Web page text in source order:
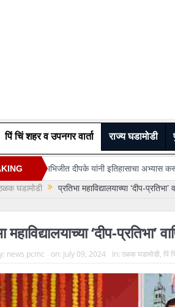
पिं चिं शहर व उपनगर वार्ता राज्य घडामोडी
यांनी इतिहासाचा अभ्यास करूनच वक्तव्य करावे” –
घडामोडी प्रतिभा महाविद्यालयाच्या ‘दीप-
महाविद्यालयाच्या ‘दीप-
news pcmc on: July 09, 2024 In: ठळक घडामोडी, पिं